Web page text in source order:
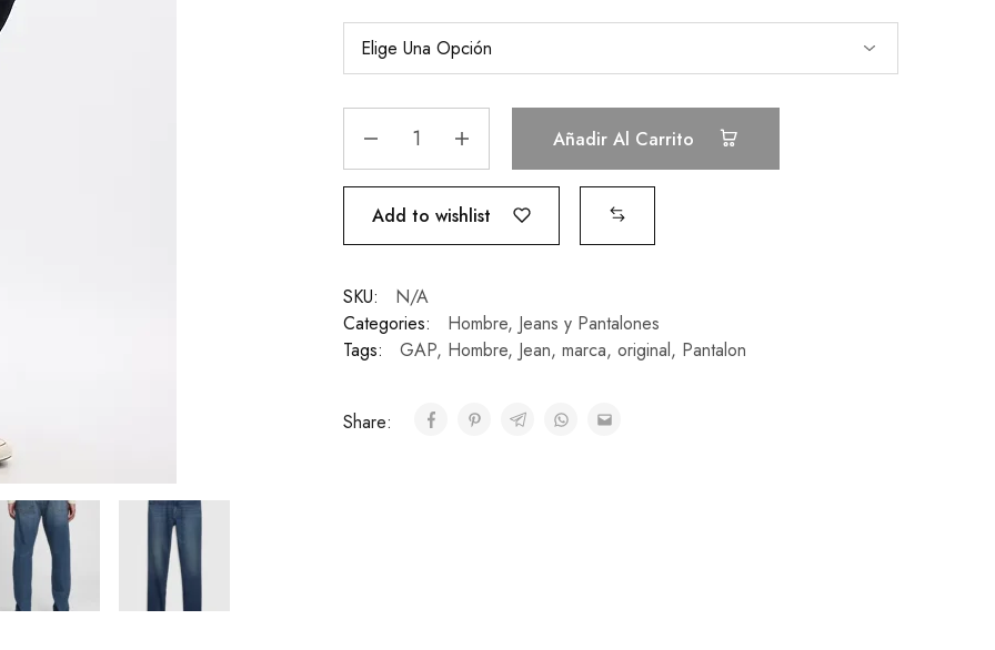
Añadir Al Carrito
Add to wishlist
SKU:
N/A
Categories:
Hombre, Jeans y Pantalones
Tags:
GAP, Hombre, Jean, marca, original, Pantalon
Share: